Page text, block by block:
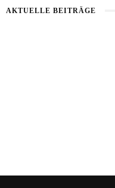
AKTUELLE BEITRÄGE